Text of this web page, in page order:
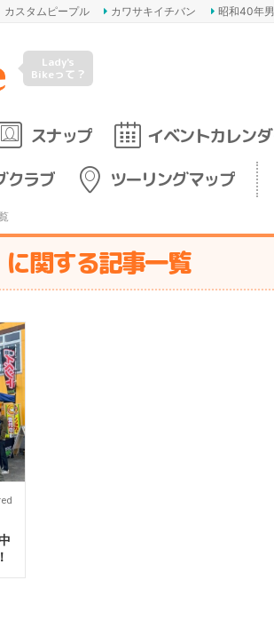
カスタムピープル カワサキイチバン
昭和40年男
Lady's
Bikeって？
スナップ イベントカレン
クラブ ツーリングマップ
に関する記事一覧